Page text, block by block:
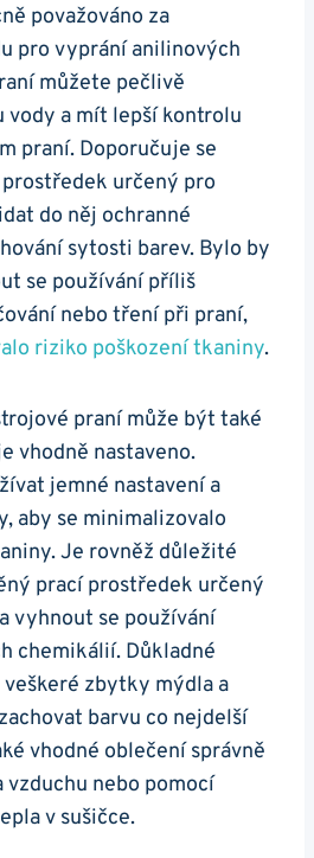
považováno za
pro vyprání anilinových
můžete pečlivě
a mít lepší kontrolu
praní. Doporučuje se
určený pro
do něj ochranné
sytosti barev. Bylo by
se používání příliš
nebo tření při praní,
riziko poškození tkaniny.
praní může být také
vhodně nastaveno.
jemné nastavení a
aby se minimalizovalo
Je rovněž důležité
prací prostředek určený
vyhnout se používání
chemikálií. Důkladné
zbytky mýdla a
barvu co nejdelší
vhodné oblečení správně
vzduchu nebo pomocí
v sušičce.